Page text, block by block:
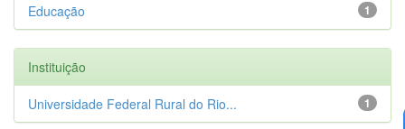
1
Educação
Instituição
1
Universidade Federal Rural do Rio...